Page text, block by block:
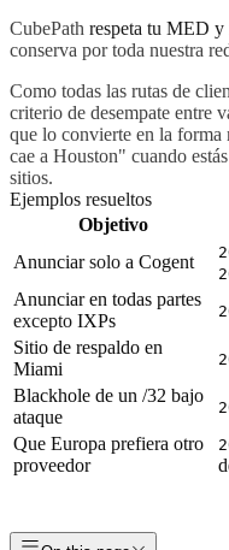
CubePath respeta tu MED
conserva por toda nuestra
Como todas las rutas de
criterio de desempate entre
que lo convierte en la
cae a Houston" cuando
sitios.
Ejemplos resueltos
Objetivo
Anunciarsolo a Cogent
Anunciar en todas partes
excepto IXPs
Sitio de respaldo en
Miami
Blackhole de un /32 bajo
ataque
Que Europa prefiera otro
proveedor